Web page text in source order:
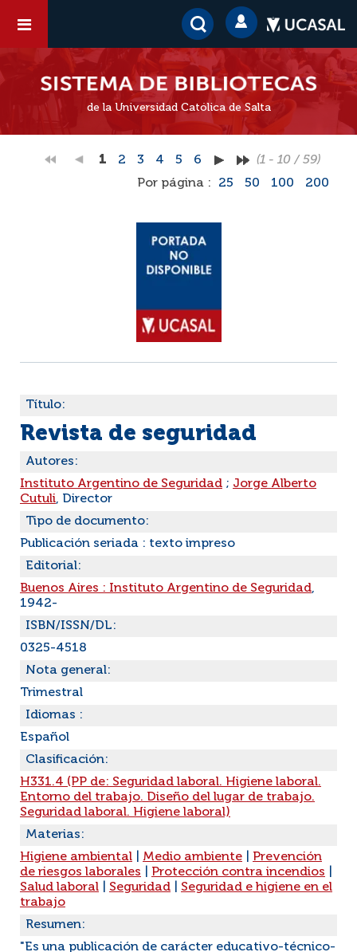
de la Universidad Católica de Salta
1 2 3 4 5 6
(1 - 10 / 59)
Por página :
25 50 100 200
Título:
Revista de seguridad
Autores:
Instituto Argentino de Seguridad ; Jorge Alberto
Cutuli, Director
Tipo de documento:
Publicación seriada : texto impreso
Editorial:
Buenos Aires : Instituto Argentino de Seguridad,
1942-
ISBN/ISSN/DL:
0325-4518
Nota general:
Trimestral
Idiomas :
Español
Clasificación:
H331.4 (PP de: Seguridad laboral. Higiene laboral.
Entorno del trabajo. Diseño del lugar de trabajo.
Seguridad laboral. Higiene laboral)
Materias:
Higiene ambiental
Medio ambiente
Prevención
de riesgos laborales
Protección contra incendios
Salud laboral
Seguridad
Seguridad e higiene en el
trabajo
Resumen:
"Es una publicación de carácter educativo-técnico-